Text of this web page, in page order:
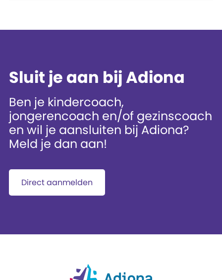
Sluit je aan bij Adiona
Ben je kindercoach,
jongerencoach en/of gezinscoach
en wil je aansluiten bij Adiona?
Meld je dan aan!
Direct aanmelden